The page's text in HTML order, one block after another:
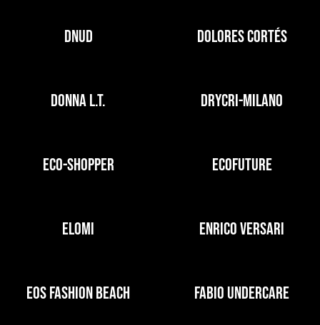
DNUD DOLORES CORTÉS
DONNA L.T. DRYCRI-MILANO
ECO-SHOPPER ECOFUTURE
ELOMI ENRICO VERSARI
EOS FASHION BEACH FABIO UNDERCARE